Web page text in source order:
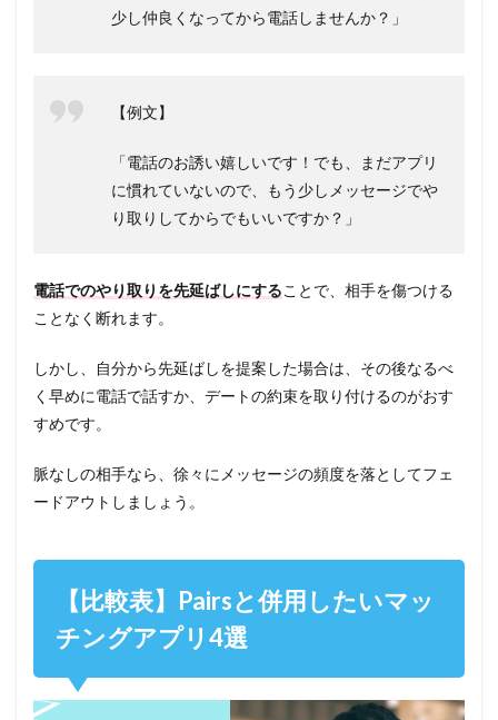
少し仲良くなってから電話しませんか？」
【例文】
「電話のお誘い嬉しいです！でも、まだアプリ
に慣れていないので、もう少しメッセージでや
り取りしてからでもいいですか？」
電話でのやり取りを先延ばしにすることで、相手を傷つける
ことなく断れます。
しかし、自分から先延ばしを提案した場合は、その後なるべ
く早めに電話で話すか、デートの約束を取り付けるのがおす
すめです。
脈なしの相手なら、徐々にメッセージの頻度を落としてフェ
ードアウトしましょう。
【比較表】Pairsと併用したいマッ
チングアプリ4選